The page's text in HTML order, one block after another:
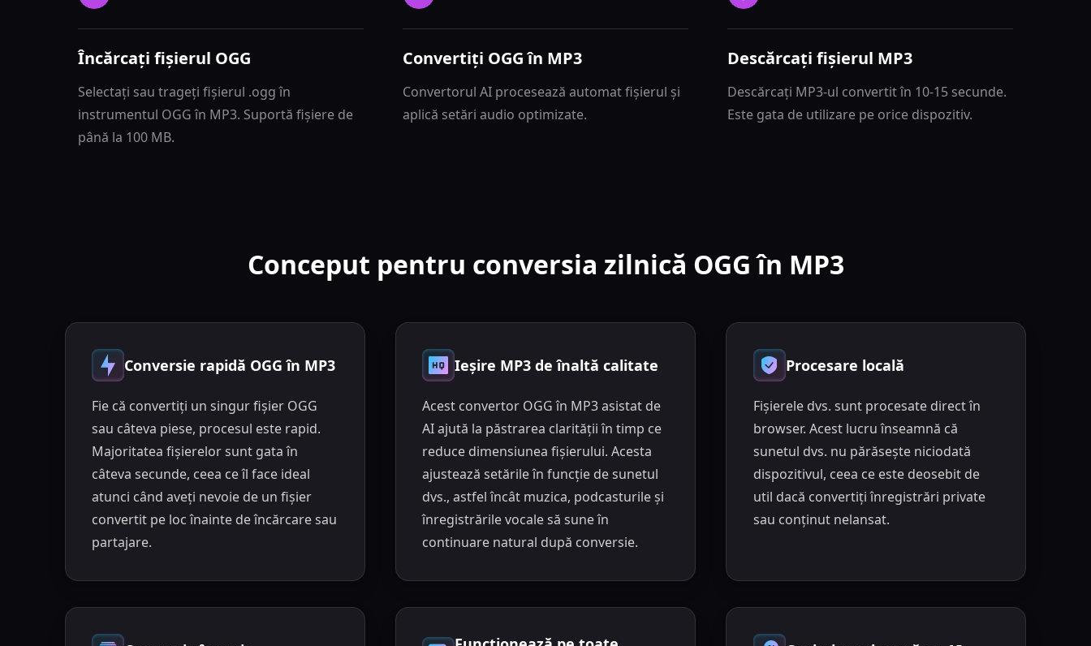
Încărcați fișierul OGG
Selectați sau trageți fișierul .ogg în
instrumentul OGG în MP3. Suportă fișiere de
până la 100 MB.
Convertiți OGG în MP3
Convertorul AI procesează automat fișierul și
aplică setări audio optimizate.
Descărcați fișierul MP3
Descărcați MP3-ul convertit în 10-15 secunde.
Este gata de utilizare pe orice dispozitiv.
Conceput pentru conversia zilnică OGG în MP3
Conversie rapidă OGG în MP3
Fie că convertiți un singur fișier OGG
sau câteva piese, procesul este rapid.
Majoritatea fișierelor sunt gata în
câteva secunde, ceea ce îl face ideal
atunci când aveți nevoie de un fișier
convertit pe loc înainte de încărcare sau
partajare.
Ieșire MP3 de înaltă calitate
Acest convertor OGG în MP3 asistat de
AI ajută la păstrarea clarității în timp ce
reduce dimensiunea fișierului. Acesta
ajustează setările în funcție de sunetul
dvs., astfel încât muzica, podcasturile și
înregistrările vocale să sune în
continuare natural după conversie.
Procesare locală
Fișierele dvs. sunt procesate direct în
browser. Acest lucru înseamnă că
sunetul dvs. nu părăsește niciodată
dispozitivul, ceea ce este deosebit de
util dacă convertiți înregistrări private
sau conținut nelansat.